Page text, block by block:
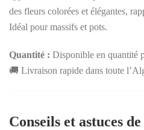
des fleurs colorées et élégantes,
Idéal pour massifs et pots.
Quantité : Disponible en quantité
🚚 Livraison rapide dans toute
Conseils et astuces